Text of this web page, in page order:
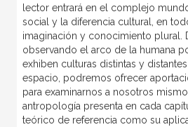
lector entrará en el complejo
social y la diferencia cultural, en
imaginación y conocimiento plural.
observando el arco de la humana
exhiben culturas distintas y
espacio, podremos ofrecer
para examinarnos a nosotros
antropología presenta en cada
teórico de referencia como su